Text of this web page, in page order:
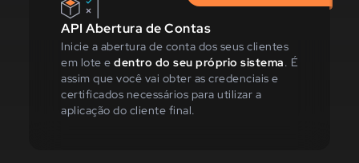
API Abertura de Contas
Inicie a abertura de conta dos seus clientes
em lote e dentro do seu próprio sistema. É
assim que você vai obter as credenciais e
certificados necessários para utilizar a
aplicação do cliente final.